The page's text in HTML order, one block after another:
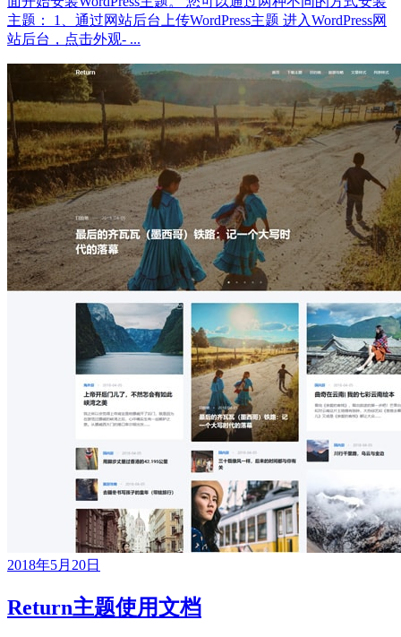
主题： 1、通过网站后台上传WordPress主题 进入WordPress网
站后台，点击外观- ...
2018年5月20日
Return主题使用文档